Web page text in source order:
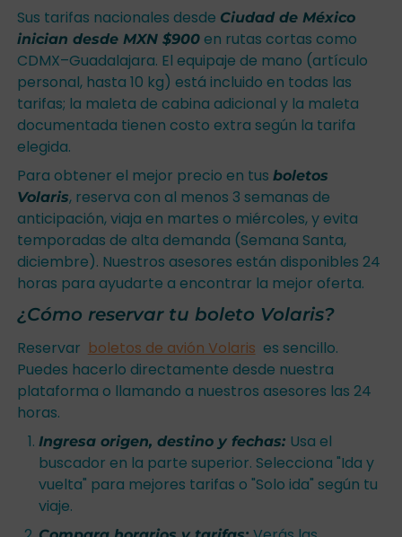
Sus tarifas nacionales desde Ciudad de México
inician desde MXN $900en rutas cortas como
CDMX–Guadalajara. El equipaje de mano (artículo
personal, hasta 10 kg) está incluido en todas las
tarifas; la maleta de cabina adicional y la maleta
documentada tienen costo extra según la tarifa
elegida.
Para obtener el mejor precio en tus boletos
Volaris, reserva con al menos 3 semanas de
anticipación, viaja en martes o miércoles, y evita
temporadas de alta demanda (Semana Santa,
diciembre). Nuestros asesores están disponibles 24
horas para ayudarte a encontrar la mejor oferta.
¿Cómo reservar tu boleto Volaris?
Reservar boletos de avión Volaris es sencillo.
Puedes hacerlo directamente desde nuestra
plataforma o llamando a nuestros asesores las 24
horas.
Ingresa origen, destino y fechas: Usa el
buscador en la parte superior. Selecciona "Ida y
vuelta" para mejores tarifas o "Solo ida" según tu
viaje.